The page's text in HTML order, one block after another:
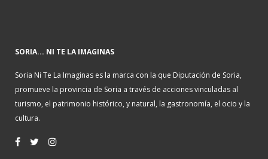
SORIA... NI TE LA IMAGINAS
Soria Ni Te La Imaginas es la marca con la que Diputación de Soria,
promueve la provincia de Soria a través de acciones vinculadas al
turismo, el patrimonio histórico, y natural, la gastronomía, el ocio y la
cultura.